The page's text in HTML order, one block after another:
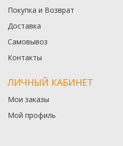
Покупка и Возврат
Доставка
Самовывоз
Контакты
ЛИЧНЫЙ КАБИНЕТ
Мои заказы
Мой профиль